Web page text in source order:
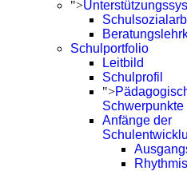
">
Schulportfolio
Leitbild
Schulprofil
">
Schwerpunkte
Anfänge der